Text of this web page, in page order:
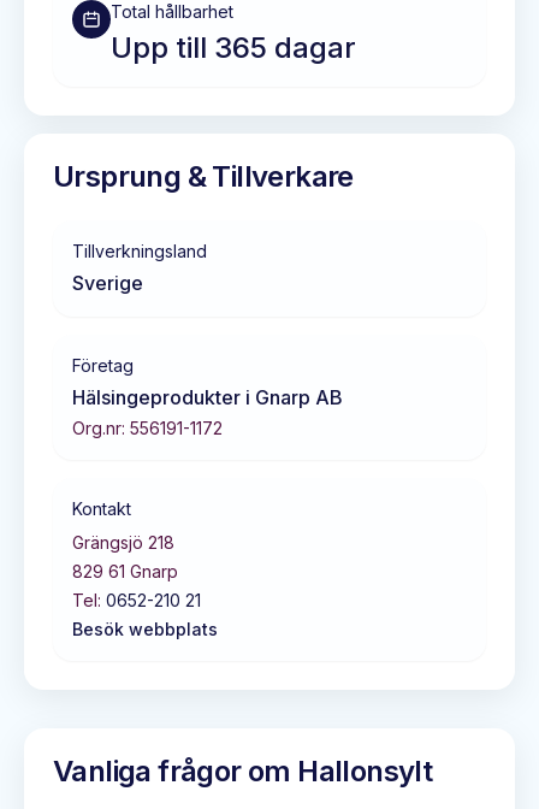
Total hållbarhet
Upp till 365 dagar
Ursprung & Tillverkare
Tillverkningsland
Sverige
Företag
Hälsingeprodukter i Gnarp AB
Org.nr: 556191-1172
Kontakt
Grängsjö 218
829 61 Gnarp
Tel: 0652-210 21
Besök webbplats
Vanliga frågor om Hallonsylt